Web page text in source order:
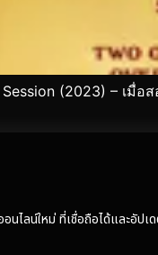
Session (2023) – เมื่
ไลน์ใหม่ ที่เชื่อถือได้และอัปเ